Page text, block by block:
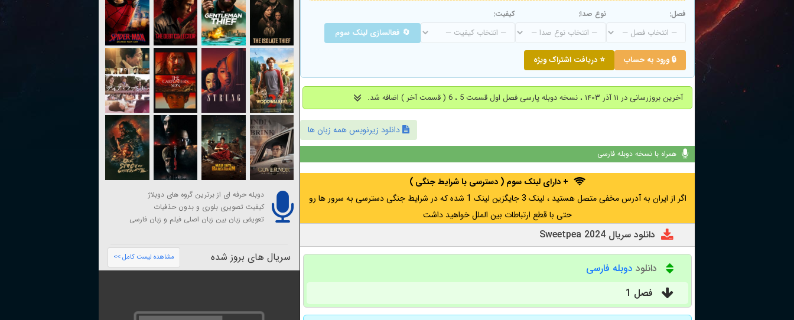
فصل: نوع صدا: کیفیت:
🔄 فعالسازی لینک سوم
🔒 ورود به حساب ⭐ دریافت اشتراک ویژه
آخرین بروزرسانی در ۱۱ آذر ۱۴۰۳ ، نسخه دوبله پارسی فصل اول قسمت 5 ، 6 ( قسمت آخر ) اضافه شد.
دانلود زیرنویس همه زبان ها
همراه با نسخه دوبله فارسی
+ دارای لینک سوم ( دسترسی با شرایط جنگی )
اگر از ایران به آدرس مخفی متصل هستید ، لینک 3 جایگزین لینک 1 شده که در شرایط جنگی دسترسی به سرور ها رو
حتی با قطع ارتباطات بین الملل خواهید داشت
دانلود سریال Sweetpea 2024
دانلود دوبله فارسی
فصل 1
دوبله حرفه ای از برترین گروه های دوبلاژ
کیفیت تصویری بلوری و بدون حذفیات
تعویض زبان بین زبان اصلی فیلم و زبان فارسی
سریال های بروز شده مشاهده لیست کامل >>